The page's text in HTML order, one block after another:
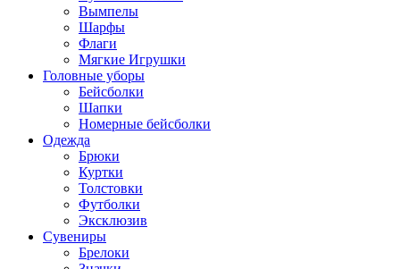
Вымпелы
Шарфы
Флаги
Мягкие Игрушки
Головные уборы
Бейсболки
Шапки
Номерные бейсболки
Одежда
Брюки
Куртки
Толстовки
Футболки
Эксклюзив
Сувениры
Брелоки